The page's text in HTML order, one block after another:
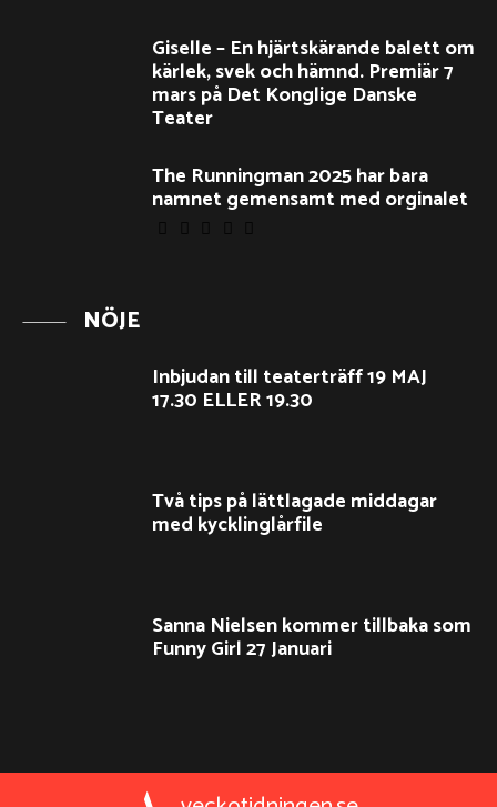
Giselle – En hjärtskärande balett om
kärlek, svek och hämnd. Premiär 7
mars på Det Konglige Danske
Teater
The Runningman 2025 har bara
namnet gemensamt med orginalet
NÖJE
Inbjudan till teaterträff 19 MAJ
17.30 ELLER 19.30
Två tips på lättlagade middagar
med kycklinglårfile
Sanna Nielsen kommer tillbaka som
Funny Girl 27 Januari